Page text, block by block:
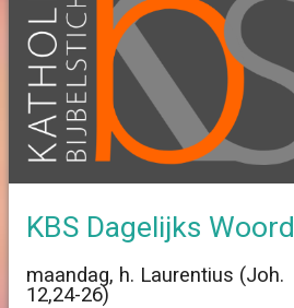
KBS Dagelijks Woord
maandag, h. Laurentius (Joh.
12,24-26)